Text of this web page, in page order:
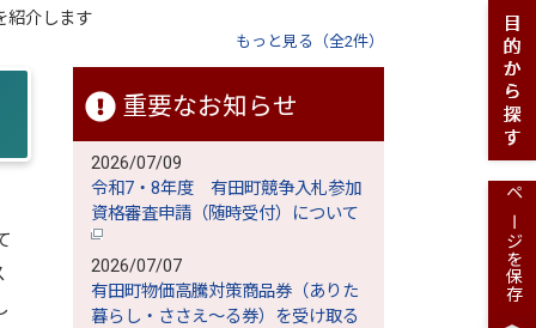
ー
紹介します
もっと見る（全2件）
重要なお知らせ
2026/07/09
令和7・8年度 有田町競争入札参加
資格審査申請（随時受付）について
2026/07/07
有田町物価高騰対策商品券（ありた
暮らし・ささえ～る券）を受け取る
ページを保存